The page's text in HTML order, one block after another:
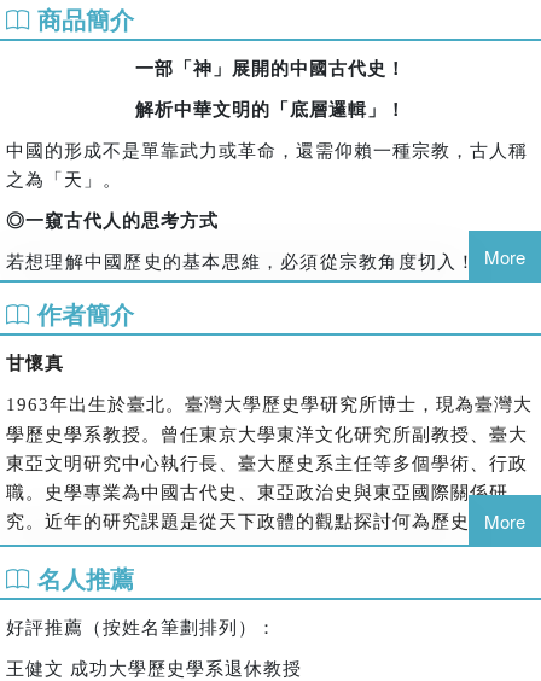
商品簡介
一部「神」展開的中國古代史！
解析中華文明的「底層邏輯」！
中國的形成不是單靠武力或革命，還需仰賴一種宗教，古人稱
之為「天」。
◎一窺古代人的思考方式
若想理解中國歷史的基本思維，必須從宗教角度切入！古人看
事情的角度與今日有很大區別，他們相信「萬物皆有靈」。舉
凡穀物的生長、閃亮青銅器的鑄造，以及精美玉器的加工，古
人認為這一切背後都有「神」的影響！若缺乏神靈幫助，世間
的一切將無法和諧運作，自然也就談不上風調雨順。因此，與
神打好關係是古人生活的重心，祭祀也就成為中華文化的核
心。
◎今日對「天下」的誤解
隨著歷史的發展，「萬物皆有靈」的巫教逐漸被崇敬「天」
（神）的信仰取代。「天」信仰更進一步衍生出「天下」、
「天子」、「天命」等制度。但在近代
眼中的「天下」、「中國」等詞彙都已被賦予新義。看到「天
下」，就認為是指全世界，進而認為「治天下」是指中國皇帝
意圖征服並統治全世界。看到「中國」，便認為是專指中國此
More
作者簡介
甘懷真
1963年出生於臺北。臺灣大學歷史學研究所博士，現為臺灣大
學歷史學系教授。曾任東京大學東洋文化研究所副教授、臺大
東亞文明研究中心執行長、臺大歷史系主任等多個學術、行政
職。史學專業為中國古代史、東亞政治史與東亞國際關係研
究。近年的研究課題是從天下政體的觀點探討何為歷史中國。
More
名人推薦
好評推薦 （按姓名筆劃排列）
：
王健文 成功大學歷史學系退休教授